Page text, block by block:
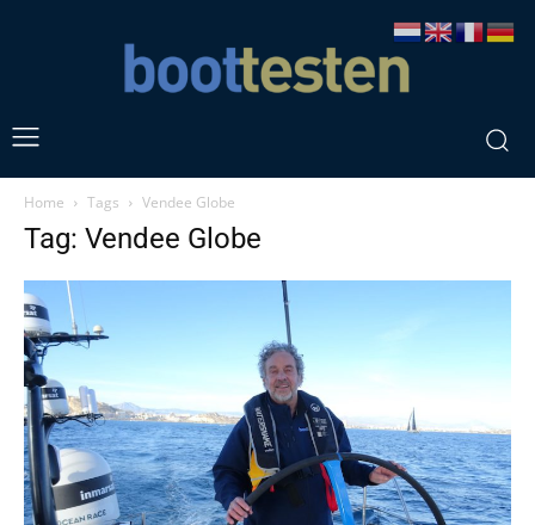
Home Tags Vendee Globe
Tag: Vendee Globe